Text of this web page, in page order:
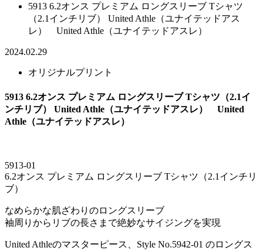
5913 6.2オンス プレミアム ロングスリーブ Tシャツ
（2.1インチリブ） United Athle（ユナイテッドアス
レ） United Athle（ユナイテッドアスレ）
2024.02.29
オリジナルプリント
5913 6.2オンス プレミアム ロングスリーブ Tシャツ（2.1イ
ンチリブ） United Athle（ユナイテッドアスレ） United
Athle（ユナイテッドアスレ）
5913-01
6.2オンス プレミアム ロングスリーブ Tシャツ（2.1インチリ
ブ）
なめらかな肌ざわりのロングスリーブ
袖周りからリブの長さまで絶妙なサイジングを実現
United Athleのマスターピース、Style No.5942-01 のロングス